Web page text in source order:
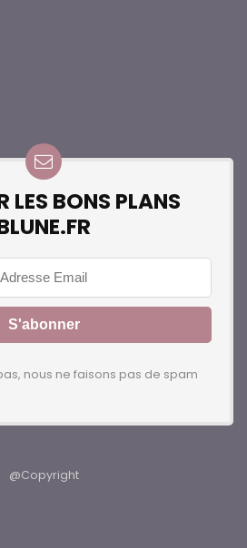
LES BONS PLANS
nous ne faisons pas de spam
@Copyright